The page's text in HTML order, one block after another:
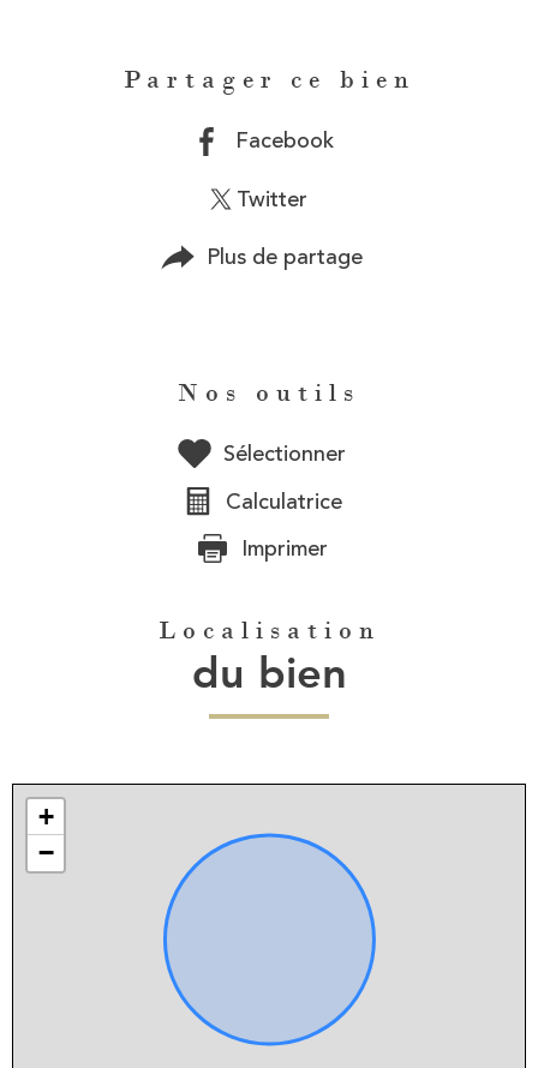
Partager ce bien
Facebook
Twitter
Plus de partage
Nos outils
Sélectionner
Calculatrice
Imprimer
Localisation
du bien
+
−